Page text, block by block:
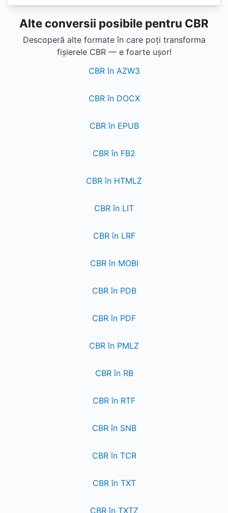
Alte conversii posibile pentru CBR
Descoperă alte formate în care poți transforma
fișierele CBR — e foarte ușor!
CBR în AZW3
CBR în DOCX
CBR în EPUB
CBR în FB2
CBR în HTMLZ
CBR în LIT
CBR în LRF
CBR în MOBI
CBR în PDB
CBR în PDF
CBR în PMLZ
CBR în RB
CBR în RTF
CBR în SNB
CBR în TCR
CBR în TXT
CBR în TXTZ